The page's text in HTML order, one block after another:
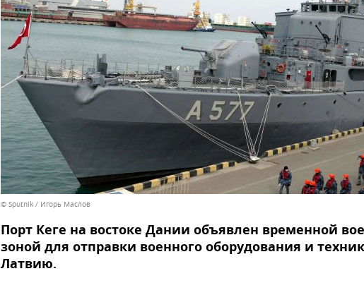
© Sputnik / Игорь Маслов
Порт Кеге на востоке Дании объявлен временной
зоной для отправки военного оборудования и
Латвию.